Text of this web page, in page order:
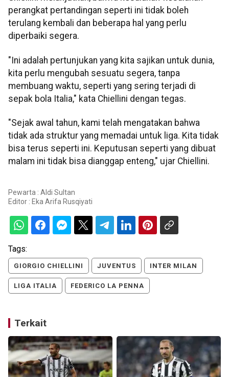
perangkat pertandingan seperti ini tidak boleh
terulang kembali dan beberapa hal yang perlu
diperbaiki segera.
"Ini adalah pertunjukan yang kita sajikan untuk dunia,
kita perlu mengubah sesuatu segera, tanpa
membuang waktu, seperti yang sering terjadi di
sepak bola Italia," kata Chiellini dengan tegas.
"Sejak awal tahun, kami telah mengatakan bahwa
tidak ada struktur yang memadai untuk liga. Kita tidak
bisa terus seperti ini. Keputusan seperti yang dibuat
malam ini tidak bisa dianggap enteng," ujar Chiellini.
Pewarta : Aldi Sultan
Editor : Eka Arifa Rusqiyati
Tags:
GIORGIO CHIELLINI JUVENTUS INTER MILAN
LIGA ITALIA FEDERICO LA PENNA
Terkait